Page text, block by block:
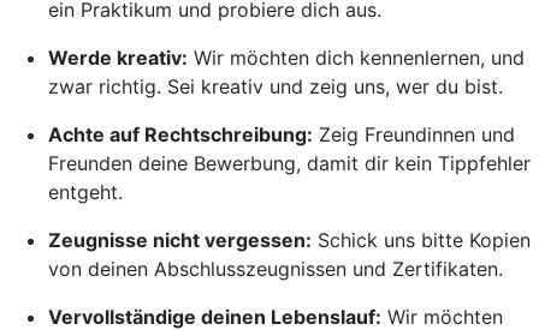
ein Praktikum und probiere dich aus.
Werde kreativ: Wir möchten dich kennenlernen, und
zwar richtig. Sei kreativ und zeig uns, wer du bist.
Achte auf Rechtschreibung: Zeig Freundinnen und
Freunden deine Bewerbung, damit dir kein Tippfehler
entgeht.
Zeugnisse nicht vergessen: Schick uns bitte Kopien
von deinen Abschlusszeugnissen und Zertifikaten.
Vervollständige deinen Lebenslauf: Wir möchten